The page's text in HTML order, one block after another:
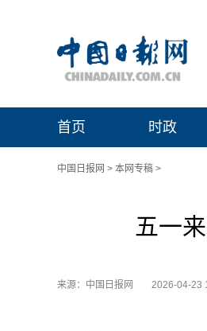
首页 时政
中国日报网 > 本网专稿 >
五一
来源：中国日报网 2026-04-23